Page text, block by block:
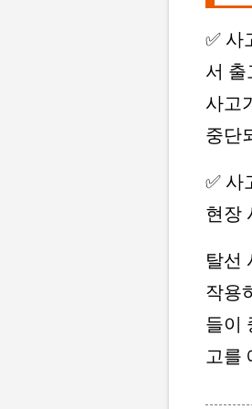
✅ 사
서
사고
중단
✅ 사
현장
탈선
작용
들이
고를